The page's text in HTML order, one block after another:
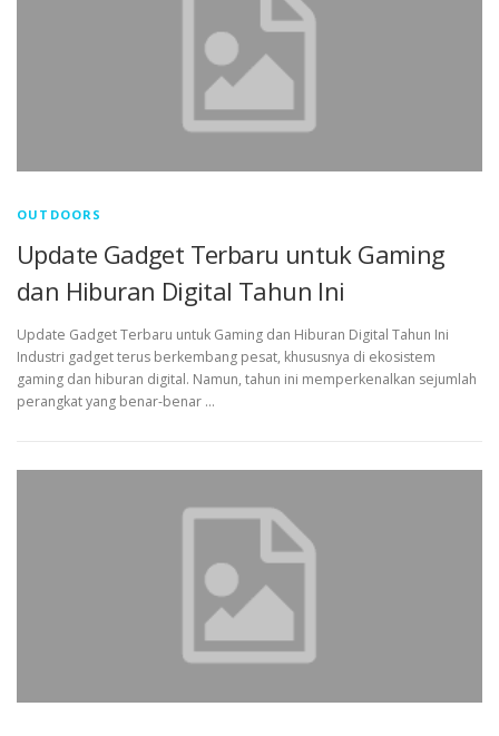
OUTDOORS
Update Gadget Terbaru untuk Gaming
dan Hiburan Digital Tahun Ini
Update Gadget Terbaru untuk Gaming dan Hiburan Digital Tahun Ini
Industri gadget terus berkembang pesat, khususnya di ekosistem
gaming dan hiburan digital. Namun, tahun ini memperkenalkan sejumlah
perangkat yang benar‑benar …